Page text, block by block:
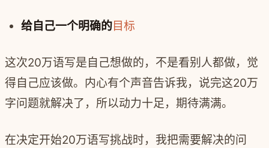
给自己一个明确的目标
这次20万语写是自己想做的，不是看别人都做，觉
得自己应该做。内心有个声音告诉我，说完这20万
字问题就解决了，所以动力十足，期待满满。
在决定开始20万语写挑战时，我把需要解决的问